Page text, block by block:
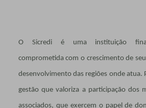
O Sicredi é uma instituição
comprometida com o crescimento de
desenvolvimento das regiões onde atua.
gestão que valoriza a participação dos
associados, que exercem o papel de